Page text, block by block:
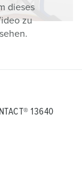
dieses
zu
sehen.
13640